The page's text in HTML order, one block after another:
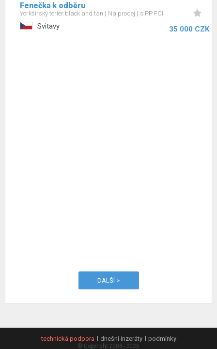
Fenečka k odběru
Yorkšírský teriér black and tan Na prodej s PP FCI
Svitavy 35 000 CZK
DALŠÍ >
technická podpora dnešní inzeráty podmínky
© Copyright 2008 - 2026